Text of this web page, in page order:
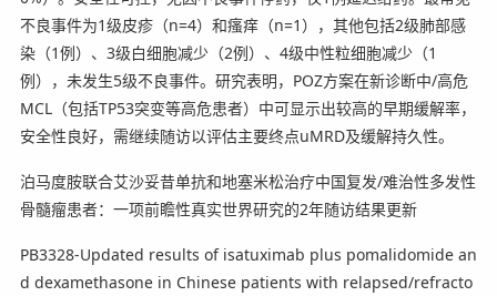
不良事件为1级皮疹（n=4）和瘙痒（n=1），其他包括2级肺部感
染（1例）、3级白细胞减少（2例）、4级中性粒细胞减少（1
例），未发生5级不良事件。研究表明，POZ方案在新诊断中/高危
MCL（包括TP53突变等高危患者）中可显示出较高的早期缓解率，
安全性良好，需继续随访以评估主要终点uMRD及缓解持久性。
泊马度胺联合艾沙妥昔单抗和地塞米松治疗中国复发/难治性多发性
骨髓瘤患者：一项前瞻性真实世界研究的2年随访结果更新
PB3328-Updated results of isatuximab plus pomalidomide an
d dexamethasone in Chinese patients with relapsed/refracto